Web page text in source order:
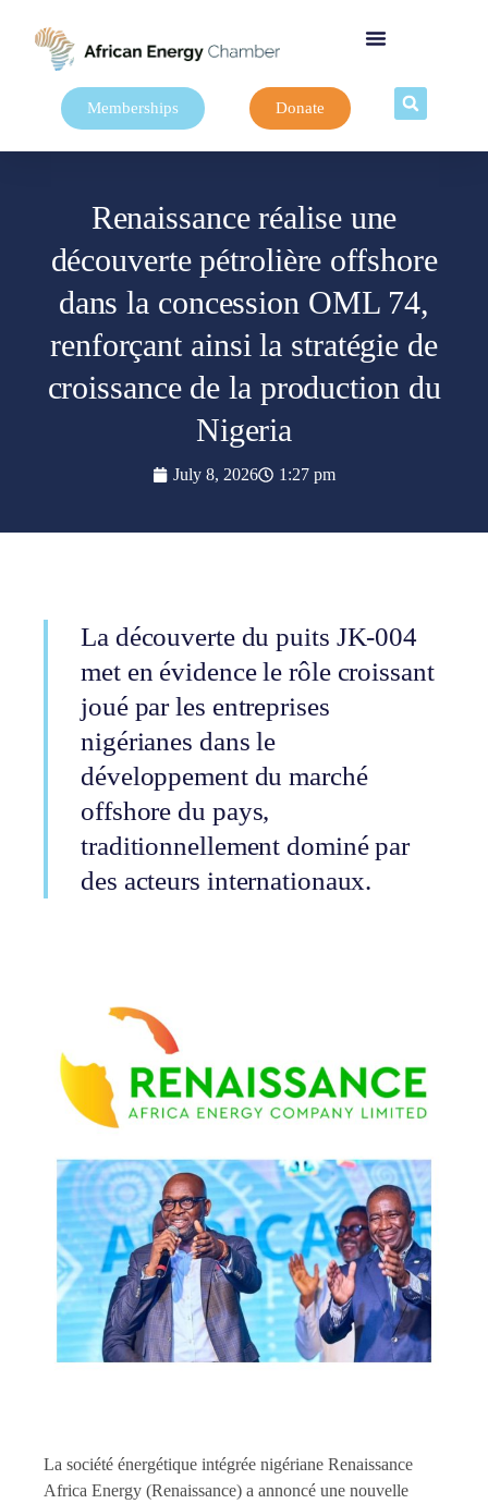
Memberships Donate
Renaissance réalise une
découverte pétrolière offshore
dans la concession OML 74,
renforçant ainsi la stratégie de
croissance de la production du
Nigeria
July 8, 2026 1:27 pm
La découverte du puits JK-004
met en évidence le rôle croissant
joué par les entreprises
nigérianes dans le
développement du marché
offshore du pays,
traditionnellement dominé par
des acteurs internationaux.
La société énergétique intégrée nigériane Renaissance
Africa Energy (Renaissance) a annoncé une nouvelle